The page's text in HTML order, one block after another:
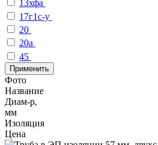
13хфа
17г1с-у
20
20а
45
Применить
Фото
Название
Диам-р,
мм
Изоляция
Цена